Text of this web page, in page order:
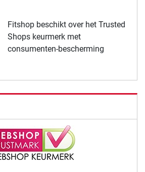
Fitshop beschikt over het Trusted
Shops keurmerk met
consumenten-bescherming